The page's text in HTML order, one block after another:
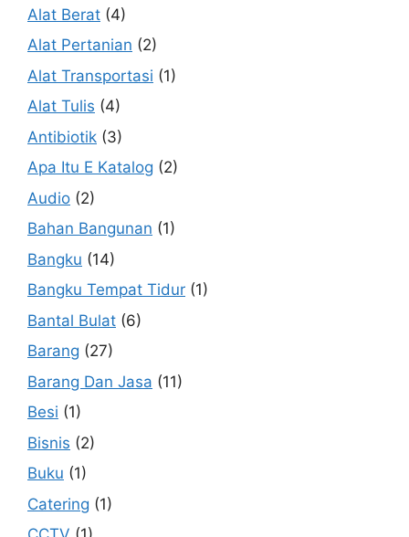
Alat Berat (4)
Alat Pertanian (2)
Alat Transportasi (1)
Alat Tulis (4)
Antibiotik (3)
Apa Itu E Katalog (2)
Audio (2)
Bahan Bangunan (1)
Bangku (14)
Bangku Tempat Tidur (1)
Bantal Bulat (6)
Barang (27)
Barang Dan Jasa (11)
Besi (1)
Bisnis (2)
Buku (1)
Catering (1)